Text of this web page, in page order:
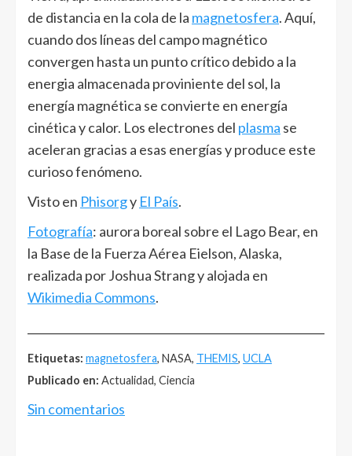
de distancia en la cola de la magnetosfera. Aquí,
cuando dos líneas del campo magnético
convergen hasta un punto crítico debido a la
energia almacenada proviniente del sol, la
energía magnética se convierte en energía
cinética y calor. Los electrones del plasma se
aceleran gracias a esas energías y produce este
curioso fenómeno.
Visto en Phisorgy El País.
Fotografía: aurora boreal sobre el Lago Bear, en
la Base de la Fuerza Aérea Eielson, Alaska,
realizada por Joshua Strang y alojada en
Wikimedia Commons.
Etiquetas: magnetosfera, NASA, THEMIS, UCLA
Publicado en: Actualidad, Ciencia
Sin comentarios